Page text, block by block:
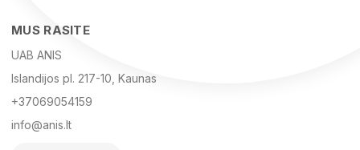
MUS RASITE
UAB ANIS
Islandijos pl. 217-10, Kaunas
+37069054159
info@anis.lt